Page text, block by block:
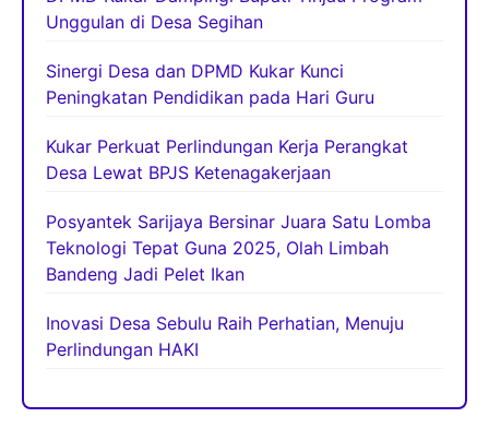
Unggulan di Desa Segihan
Sinergi Desa dan DPMD Kukar Kunci
Peningkatan Pendidikan pada Hari Guru
Kukar Perkuat Perlindungan Kerja Perangkat
Desa Lewat BPJS Ketenagakerjaan
Posyantek Sarijaya Bersinar Juara Satu Lomba
Teknologi Tepat Guna 2025, Olah Limbah
Bandeng Jadi Pelet Ikan
Inovasi Desa Sebulu Raih Perhatian, Menuju
Perlindungan HAKI